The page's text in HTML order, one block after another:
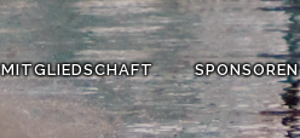
MITGLIEDSCHAFT SPONSOREN